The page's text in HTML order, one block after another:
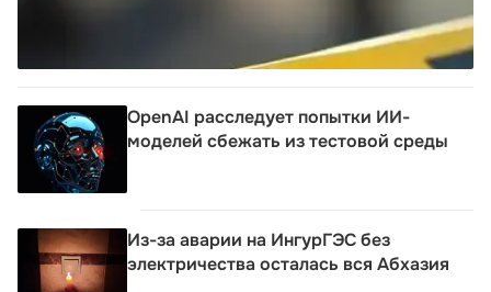
OpenAI расследует попытки ИИ-
моделей сбежать из тестовой среды
Из-за аварии на ИнгурГЭС без
электричества осталась вся Абхазия